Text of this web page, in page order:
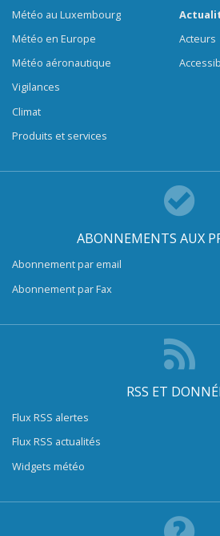
Météo au Luxembourg
Météo en Europe
Météo aéronautique
Vigilances
Climat
Produits et services
Acteurs
ABONNEMENTS AUX
Abonnement par email
Abonnement par Fax
RSS ET
Flux RSS alertes
Flux RSS actualités
Widgets météo